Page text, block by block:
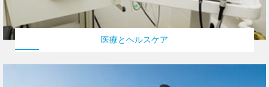
医療とヘルスケア